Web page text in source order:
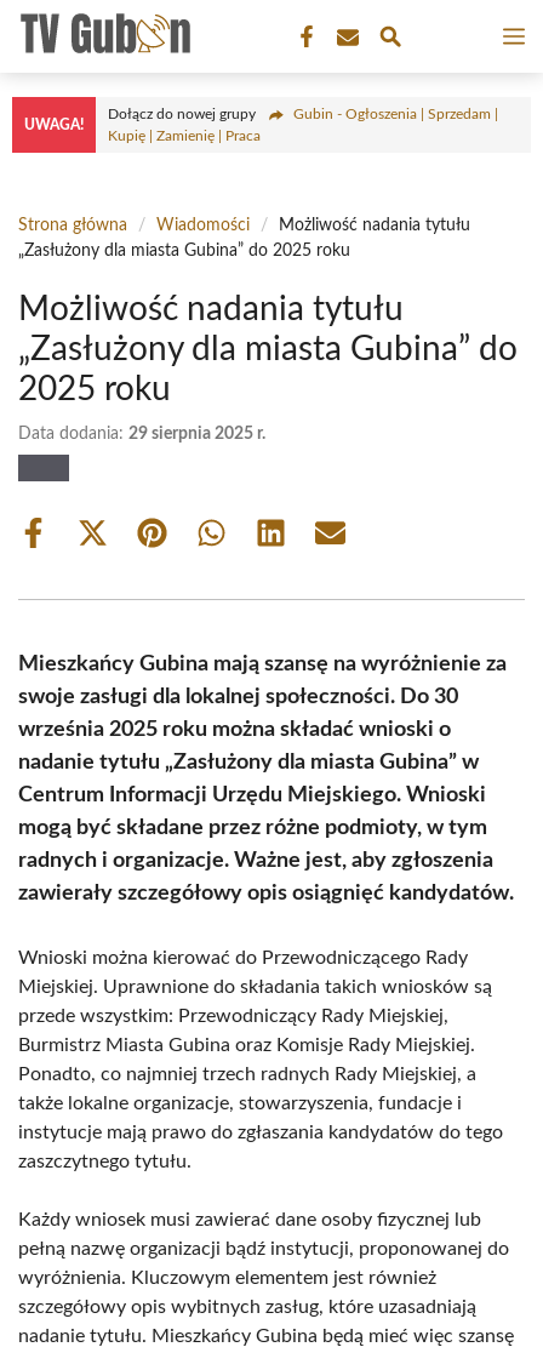
Przejdź
treści
UWAGA!
Dołącz do nowej grupy
Gubin - Ogłoszenia | Sprzedam |
Kupię | Zamienię | Praca
Strona główna / Wiadomości /
Możliwość nadania tytułu
„Zasłużony dla miasta Gubina” do 2025 roku
Możliwość nadania tytułu
„Zasłużony dla miasta Gubina” do
2025 roku
Data dodania: 29 sierpnia 2025 r.
Share
Share
(Twitter)
Share Share Share Share
Mieszkańcy Gubina mają szansę na wyróżnienie za
swoje zasługi dla lokalnej społeczności. Do 30
września 2025 roku można składać wnioski o
nadanie tytułu „Zasłużony dla miasta Gubina” w
Centrum Informacji Urzędu Miejskiego. Wnioski
mogą być składane przez różne podmioty, w tym
radnych i organizacje. Ważne jest, aby zgłoszenia
zawierały szczegółowy opis osiągnięć kandydatów.
Wnioski można kierować do Przewodniczącego Rady
Miejskiej. Uprawnione do składania takich wniosków są
przede wszystkim: Przewodniczący Rady Miejskiej,
Burmistrz Miasta Gubina oraz Komisje Rady Miejskiej.
Ponadto, co najmniej trzech radnych Rady Miejskiej, a
także lokalne organizacje, stowarzyszenia, fundacje i
instytucje mają prawo do zgłaszania kandydatów do tego
zaszczytnego tytułu.
Każdy wniosek musi zawierać dane osoby fizycznej lub
pełną nazwę organizacji bądź instytucji, proponowanej do
wyróżnienia. Kluczowym elementem jest również
szczegółowy opis wybitnych zasług, które uzasadniają
nadanie tytułu. Mieszkańcy Gubina będą mieć więc szansę